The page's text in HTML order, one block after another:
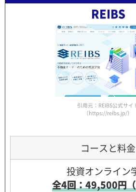
REIBS
引用元：REIBS公式サイ
（https://reibs.jp/）
コースと料金
投資オンライン
全4回：49,500円